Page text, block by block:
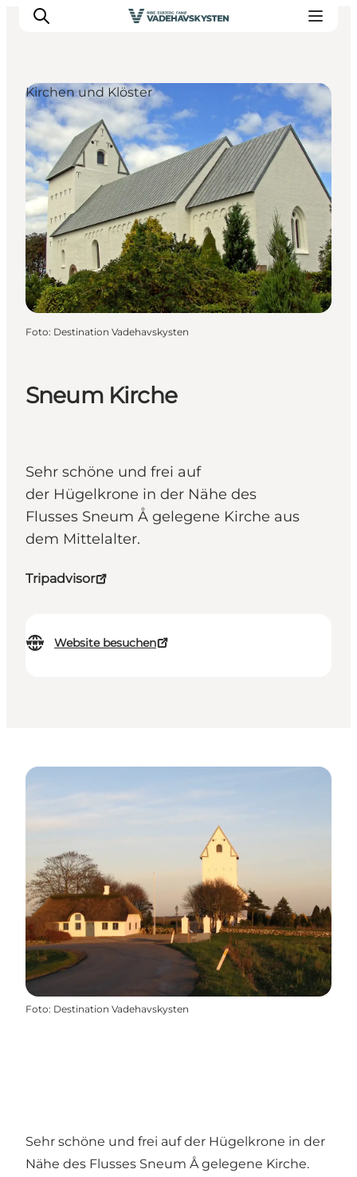
Ribe
Esbjerg
Fanø
Mandø
Wattenmeer
Essen und Schlafen
Veranstaltungen
Sneum Kirche
Sehr schöne und frei auf
der Hügelkrone in der Nähe des
Flusses Sneum Å gelegene Kirche aus
dem Mittelalter.
Tripadvisor
Website besuchen
Kirchen und Klöster
Foto: Destination Vadehavskysten
Foto: Destination Vadehavskysten
Sehr schöne und frei auf der Hügelkrone in der
Nähe des Flusses Sneum Å gelegene Kirche.